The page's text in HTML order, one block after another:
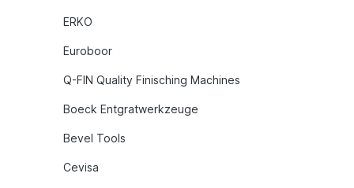
ERKO
Euroboor
Q-FIN Quality Finisching Machines
Boeck Entgratwerkzeuge
Bevel Tools
Cevisa